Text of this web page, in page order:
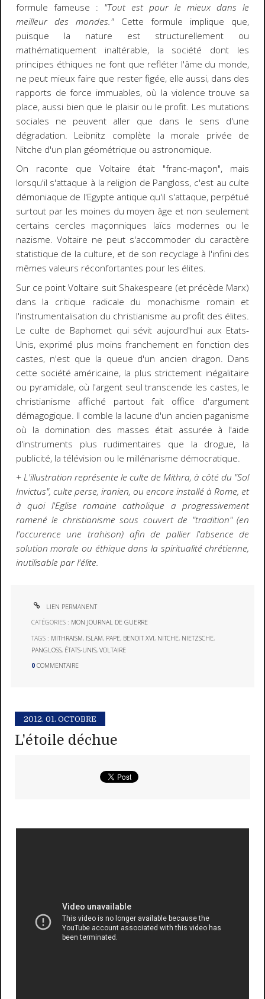
formule fameuse : "Tout est pour le mieux dans le
meilleur des mondes."Cette formule implique que,
puisque la nature est structurellement ou
mathématiquement inaltérable, la société dont les
principes éthiques ne font que refléter l'âme du monde,
ne peut mieux faire que rester figée, elle aussi, dans des
rapports de force immuables, où la violence trouve sa
place, aussi bien que le plaisir ou le profit. Les mutations
sociales ne peuvent aller que dans le sens d'une
dégradation. Leibnitz complète la morale privée de
Nitche d'un plan géométrique ou astronomique.
On raconte que Voltaire était "franc-maçon", mais
lorsqu'il s'attaque à la religion de Pangloss, c'est au culte
démoniaque de l'Egypte antique qu'il s'attaque, perpétué
surtout par les moines du moyen âge et non seulement
certains cercles maçonniques laïcs modernes ou le
nazisme. Voltaire ne peut s'accommoder du caractère
statistique de la culture, et de son recyclage à l'infini des
mêmes valeurs réconfortantes pour les élites.
Sur ce point Voltaire suit Shakespeare (et précède Marx)
dans la critique radicale du monachisme romain et
l'instrumentalisation du christianisme au profit des élites.
Le culte de Baphomet qui sévit aujourd'hui aux Etats-
Unis, exprimé plus moins franchement en fonction des
castes, n'est que la queue d'un ancien dragon. Dans
cette société américaine, la plus strictement inégalitaire
ou pyramidale, où l'argent seul transcende les castes, le
christianisme affiché partout fait office d'argument
démagogique. Il comble la lacune d'un ancien paganisme
où la domination des masses était assurée à l'aide
d'instruments plus rudimentaires que la drogue, la
publicité, la télévision ou le millénarisme démocratique.
+ L'illustration représente le culte de Mithra, à côté du "Sol
Invictus", culte perse, iranien, ou encore installé à Rome, et
à quoi l'Eglise romaine catholique a progressivement
ramené le christianisme sous couvert de "tradition" (en
l'occurence une trahison) afin de pallier l'absence de
solution morale ou éthique dans la spiritualité chrétienne,
inutilisable par l'élite.
LIEN PERMANENT
CATÉGORIES : MON JOURNAL DE GUERRE
TAGS : MITHRAISM, ISLAM, PAPE, BENOIT XVI, NITCHE, NIETZSCHE,
PANGLOSS, ÉTATS-UNIS,VOLTAIRE
0 COMMENTAIRE
2012. 01. OCTOBRE
L'étoile déchue